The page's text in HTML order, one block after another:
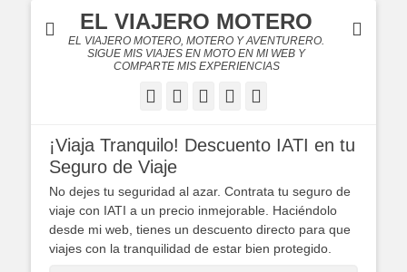
EL VIAJERO MOTERO
EL VIAJERO MOTERO, MOTERO Y AVENTURERO.
SIGUE MIS VIAJES EN MOTO EN MI WEB Y
COMPARTE MIS EXPERIENCIAS
Facebook
Twitter
FlickrYouTube
¡Viaja Tranquilo! Descuento IATI en tu
Seguro de Viaje
No dejes tu seguridad al azar. Contrata tu seguro de
viaje con IATI a un precio inmejorable. Haciéndolo
desde mi web, tienes un descuento directo para que
viajes con la tranquilidad de estar bien protegido.